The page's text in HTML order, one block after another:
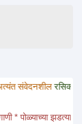
रसिकआहात,
झडत्या *